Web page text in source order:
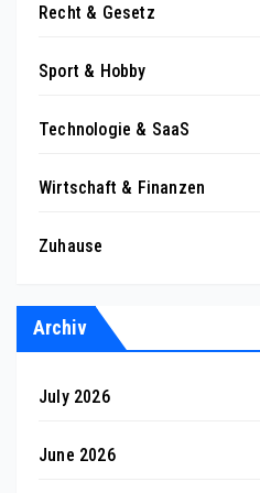
Recht & Gesetz
Sport & Hobby
Technologie & SaaS
Wirtschaft & Finanzen
Zuhause
Archiv
July 2026
June 2026